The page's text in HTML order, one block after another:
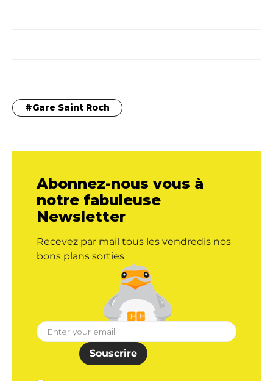
Gare Saint Roch
Abonnez-nous vous à
notre fabuleuse
Newsletter
Recevez par mail tous les vendredis nos
bons plans sorties
Souscrire